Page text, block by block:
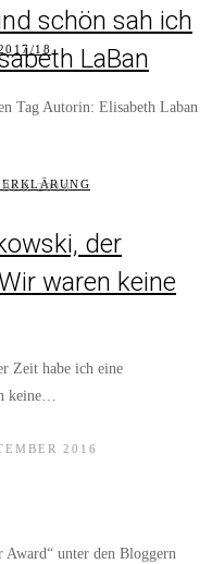
18
schön sah ich
LaBan
Tag Autorin: Elisabeth Laban
2016
der
waren keine
Zeit habe ich eine
keine…
2016
Award“ unter den Bloggern